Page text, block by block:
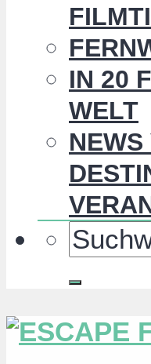
IN 20
WELT
NEWS